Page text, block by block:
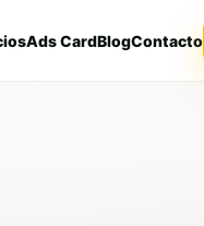
Ads CardBlogContacto